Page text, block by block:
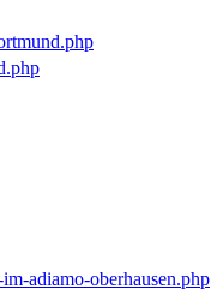
adiamo-oberhausen.php